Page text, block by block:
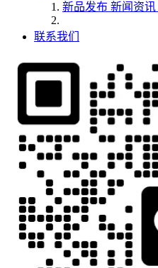
新品发布 新闻资讯
联系我们